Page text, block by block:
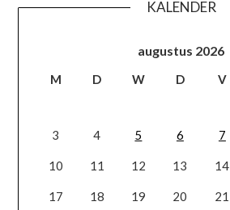
KALENDER
augustus 2026
M D W D V
3 4 5 6 7
10 11 12 13 14
17 18 19 20 21